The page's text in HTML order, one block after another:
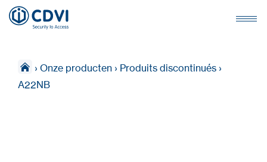
› Onze producten › Produits discontinués ›
A22NB